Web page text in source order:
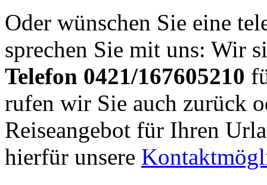
Oder wünschen Sie eine
sprechen Sie mit uns: Wir
Telefon 0421/167605210
rufen wir Sie auch zurück
Reiseangebot für Ihren
hierfür unsere